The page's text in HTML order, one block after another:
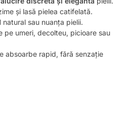
și lasă pielea catifelată.
sau nuanța pielii.
pe umeri, decolteu, picioare sau
absoarbe rapid, fără senzație